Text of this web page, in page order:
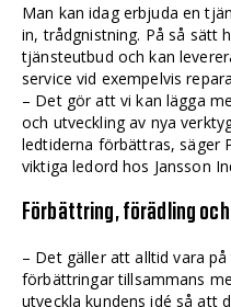
Man kan idag erbjuda en
in, trådgnistning. På så sätt
tjänsteutbud och kan
service vid exempelvis
– Det gör att vi kan lägga
och utveckling av nya
ledtiderna förbättras, säger
viktiga ledord hos Jansson
Förbättring, förädling
– Det gäller att alltid vara
förbättringar tillsammans
utveckla kundens idé så att